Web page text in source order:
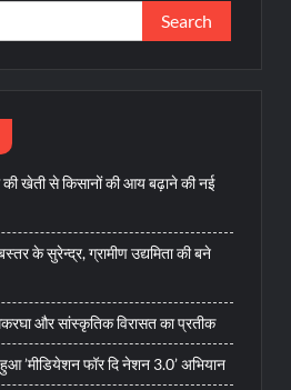
Search
for:
की खेती से किसानों की आय बढ़ाने की नई
के सुरेन्द्र, ग्रामीण उद्यमिता की बने
और सांस्कृतिक विरासत का प्रतीक
’मीडियेशन फॉर दि नेशन 3.0’ अभियान